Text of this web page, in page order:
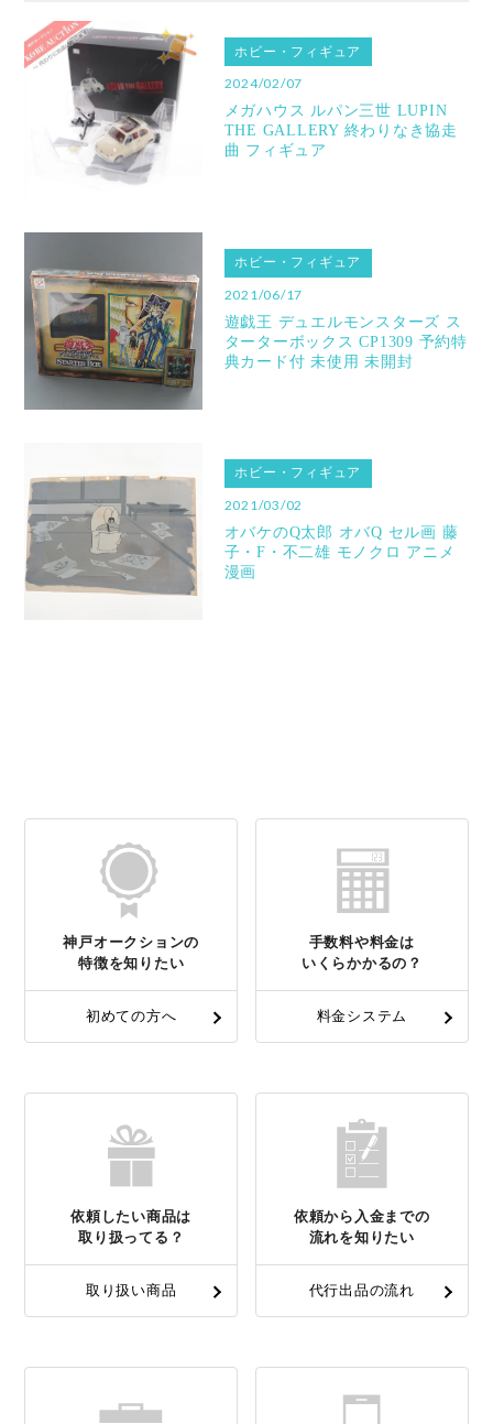
ホビー・フィギュア
2024/02/07
メガハウス ルパン三世 LUPIN
THE GALLERY 終わりなき協走
曲 フィギュア
ホビー・フィギュア
2021/06/17
遊戯王 デュエルモンスターズ ス
ターターボックス CP1309 予約特
典カード付 未使用 未開封
ホビー・フィギュア
2021/03/02
オバケのQ太郎 オバQ セル画 藤
子・F・不二雄 モノクロ アニメ
漫画
神戸オークションの
特徴を知りたい
初めての方へ
手数料や料金は
いくらかかるの？
料金システム
依頼したい商品は
取り扱ってる？
取り扱い商品
依頼から入金までの
流れを知りたい
代行出品の流れ